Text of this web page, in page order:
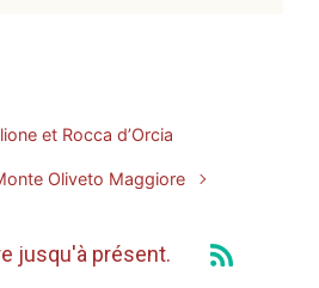
et Rocca d’Orcia
Oliveto Maggiore
jusqu'à présent.